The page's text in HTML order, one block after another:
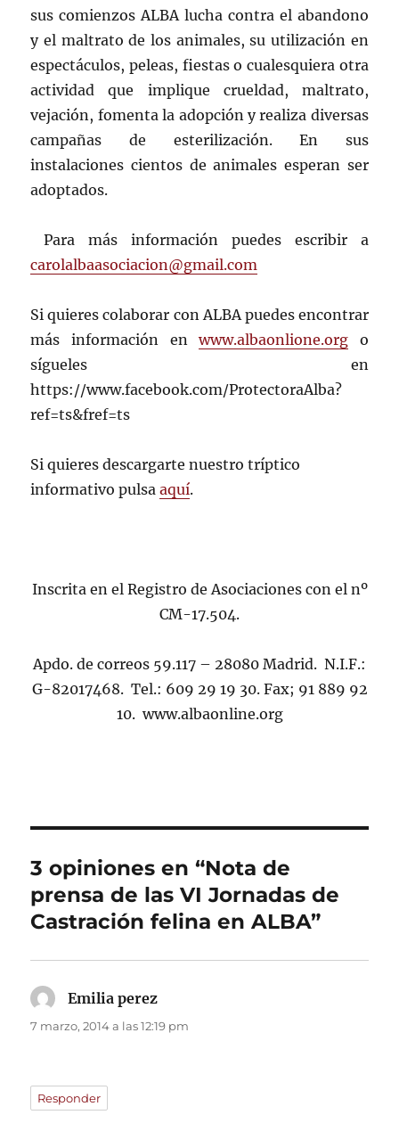
sus comienzos ALBA lucha contra el abandono
y el maltrato de los animales, su utilización en
espectáculos, peleas, fiestas o cualesquiera otra
actividad que implique crueldad, maltrato,
vejación, fomenta la adopción y realiza diversas
campañas de esterilización. En sus
instalaciones cientos de animales esperan ser
adoptados.
Para más información puedes escribir a
carolalbaasociacion@gmail.com
Si quieres colaborar con ALBA puedes encontrar
más información enwww.albaonlione.org o
sígueles en
https://www.facebook.com/ProtectoraAlba?
ref=ts&fref=ts
Si quieres descargarte nuestro tríptico
informativo pulsaaquí.
Inscrita en el Registro de Asociaciones con el nº
CM-17.504.
Apdo. de correos 59.117 – 28080 Madrid. N.I.F.:
G-82017468. Tel.: 609 29 19 30. Fax; 91 889 92
10. www.albaonline.org
3 opiniones en “Nota de
prensa de las VI Jornadas de
Castración felina en ALBA”
Emilia perez
7 marzo, 2014 a las 12:19 pm
Responder